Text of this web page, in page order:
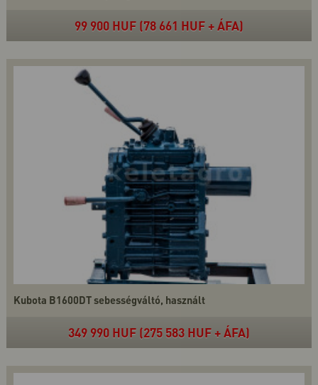
99 900 HUF (78 661 HUF + ÁFA)
Kubota B1600DT sebességváltó, használt
349 990 HUF (275 583 HUF + ÁFA)